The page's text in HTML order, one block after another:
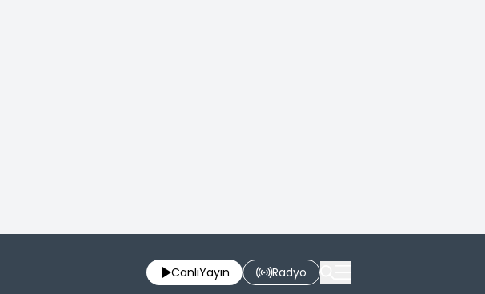
CanlıYayın Radyo